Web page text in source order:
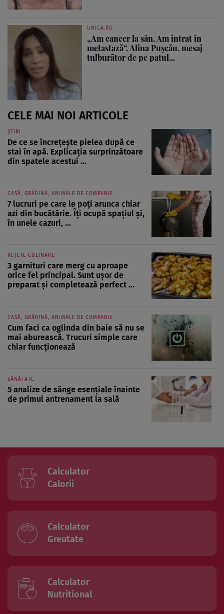
UNICA.RO
„Am cancer la sân. Am intrat în
metastază”. Alina Pușcău, mesaj
tulburător de pe patul...
CELE MAI NOI ARTICOLE
ȘTIRI
De ce se încrețește pielea după ce
stai în apă. Explicația surprinzătoare
din spatele acestui ...
CASĂ, GRĂDINĂ, ANIMALE DE COMPANIE
7 lucruri pe care le poți arunca chiar
azi din bucătărie. Îți ocupă spațiul și,
în unele cazuri, ...
REȚETE CULINARE
3 garnituri care merg cu aproape
orice fel principal. Sunt ușor de
preparat și completează perfect ...
CASĂ, GRĂDINĂ, ANIMALE DE COMPANIE
Cum faci ca oglinda din baie să nu se
mai aburească. Trucuri simple care
chiar funcționează
SĂNĂTATE
5 analize de sânge esențiale înainte
de primul antrenament la sală
Calculator
Calorii
Calculator
Greutate
Calculator
Nutritional